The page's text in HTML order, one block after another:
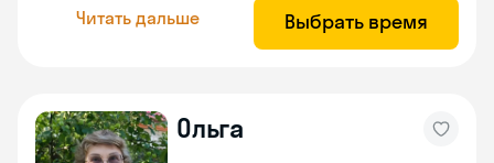
Читать дальше Выбрать время
Ольга